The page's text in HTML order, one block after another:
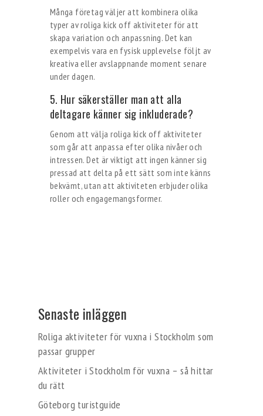
Många företag väljer att kombinera olika
typer av roliga kick off aktiviteter för att
skapa variation och anpassning. Det kan
exempelvis vara en fysisk upplevelse följt av
kreativa eller avslappnande moment senare
under dagen.
5. Hur säkerställer man att alla
deltagare känner sig inkluderade?
Genom att välja roliga kick off aktiviteter
som går att anpassa efter olika nivåer och
intressen. Det är viktigt att ingen känner sig
pressad att delta på ett sätt som inte känns
bekvämt, utan att aktiviteten erbjuder olika
roller och engagemangsformer.
Senaste inläggen
Roliga aktiviteter för vuxna i Stockholm som
passar grupper
Aktiviteter i Stockholm för vuxna – så hittar
du rätt
Göteborg turistguide